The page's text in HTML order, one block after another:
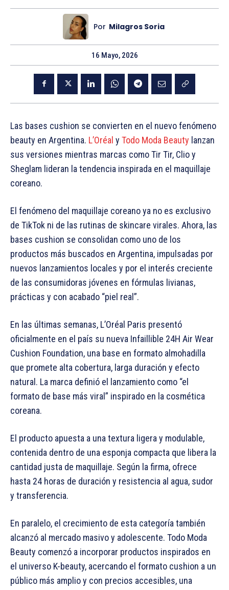
Por Milagros Soria
16 Mayo, 2026
Las bases cushion se convierten en el nuevo fenómeno
beauty en Argentina. L’Oréal y Todo Moda Beauty lanzan
sus versiones mientras marcas como Tir Tir, Clio y
Sheglam lideran la tendencia inspirada en el maquillaje
coreano.
El fenómeno del maquillaje coreano ya no es exclusivo
de TikTok ni de las rutinas de skincare virales. Ahora, las
bases cushion se consolidan como uno de los
productos más buscados en Argentina, impulsadas por
nuevos lanzamientos locales y por el interés creciente
de las consumidoras jóvenes en fórmulas livianas,
prácticas y con acabado “piel real”.
En las últimas semanas, L’Oréal Paris presentó
oficialmente en el país su nueva Infaillible 24H Air Wear
Cushion Foundation, una base en formato almohadilla
que promete alta cobertura, larga duración y efecto
natural. La marca definió el lanzamiento como “el
formato de base más viral” inspirado en la cosmética
coreana.
El producto apuesta a una textura ligera y modulable,
contenida dentro de una esponja compacta que libera la
cantidad justa de maquillaje. Según la firma, ofrece
hasta 24 horas de duración y resistencia al agua, sudor
y transferencia.
En paralelo, el crecimiento de esta categoría también
alcanzó al mercado masivo y adolescente. Todo Moda
Beauty comenzó a incorporar productos inspirados en
el universo K-beauty, acercando el formato cushion a un
público más amplio y con precios accesibles, una